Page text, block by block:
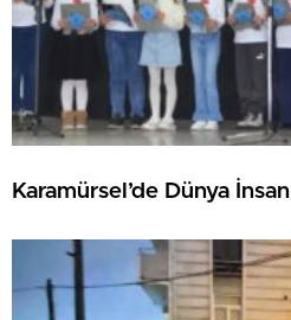
Karamürsel’de Dünya